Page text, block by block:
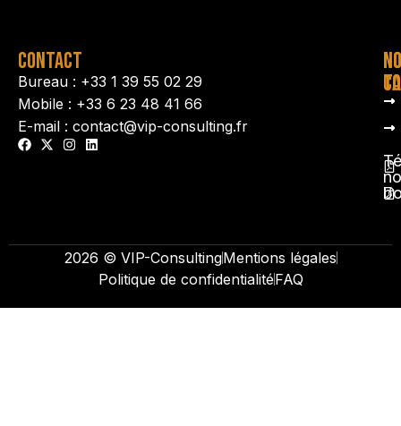
CONTACT
Bureau : +33 1 39 55 02 29
Mobile : +33 6 23 48 41 66
E-mail : contact@vip-consulting.fr
2026 © VIP-ConsultingMentions légales
Politique de confidentialitéFAQ